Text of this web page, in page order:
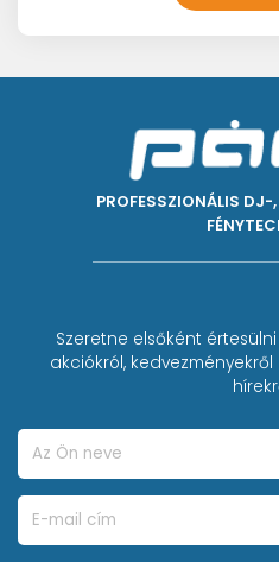
PROFESSZIONÁLIS
Szeretne elsőként
akciókról,